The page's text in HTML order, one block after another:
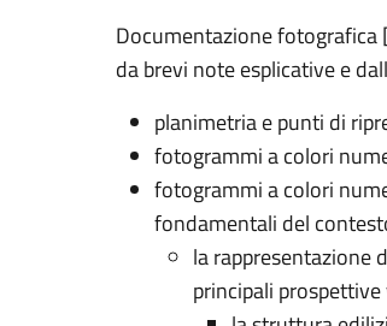
Documentazione fotografica
da brevi note esplicative e
planimetria e punti di
fotogrammi a colori
fotogrammi a colori
fondamentali del
la rappresentazione
principali